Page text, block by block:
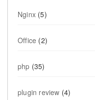
Nginx (5)
Office (2)
php (35)
plugin review (4)